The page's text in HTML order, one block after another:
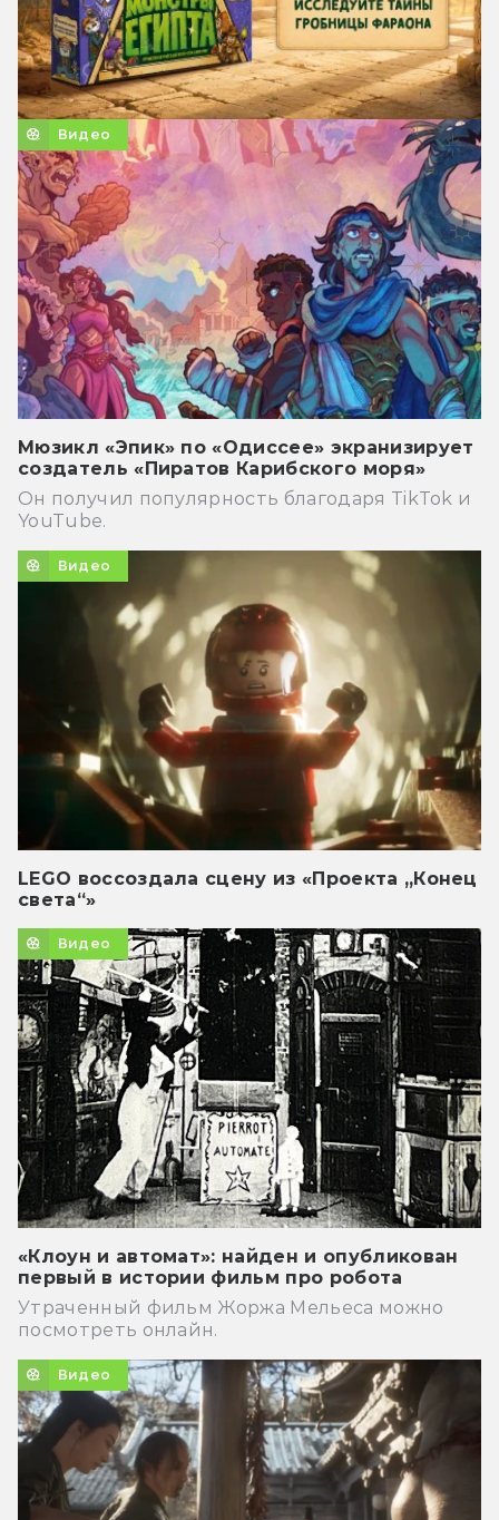
Видео
Мюзикл «Эпик» по «Одиссее» экранизирует
создатель «Пиратов Карибского моря»
Он получил популярность благодаря TikTok и
YouTube.
Видео
LEGO воссоздала сцену из «Проекта „Конец
света“»
Видео
«Клоун и автомат»: найден и опубликован
первый в истории фильм про робота
Утраченный фильм Жоржа Мельеса можно
посмотреть онлайн.
Видео